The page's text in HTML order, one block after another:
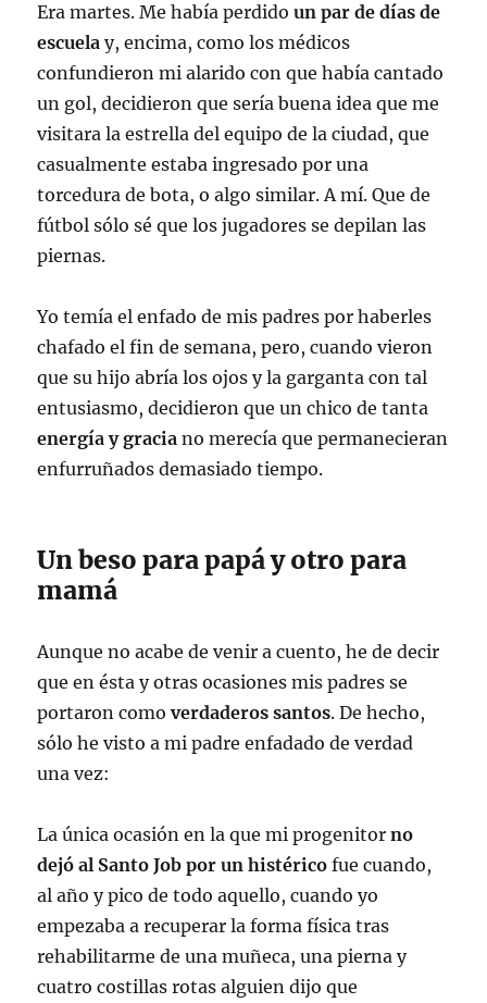
Era martes. Me había perdidoun par de días de
escuela y, encima, como los médicos
confundieron mi alarido con que había cantado
un gol, decidieron que sería buena idea que me
visitara la estrella del equipo de la ciudad, que
casualmente estaba ingresado por una
torcedura de bota, o algo similar. A mí. Que de
fútbol sólo sé que los jugadores se depilan las
piernas.
Yo temía el enfado de mis padres por haberles
chafado el fin de semana, pero, cuando vieron
que su hijo abría los ojos y la garganta con tal
entusiasmo, decidieron que un chico de tanta
energía y gracia no merecía que permanecieran
enfurruñados demasiado tiempo.
Un beso para papá y otro para
mamá
Aunque no acabe de venir a cuento, he de decir
que en ésta y otras ocasiones mis padres se
portaron comoverdaderos santos. De hecho,
sólo he visto a mi padre enfadado de verdad
una vez:
La única ocasión en la que mi progenitorno
dejó al Santo Job por un histérico fue cuando,
al año y pico de todo aquello, cuando yo
empezaba a recuperar la forma física tras
rehabilitarme de una muñeca, una pierna y
cuatro costillas rotas alguien dijo que